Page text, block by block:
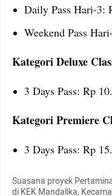
Daily Pass Hari-3:
Weekend Pass
Kategori Deluxe
3 Days Pass: Rp
Kategori Premiere
3 Days Pass: Rp
Suasana proyek
di KEK Mandalika,